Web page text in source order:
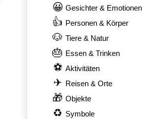
😀 Gesichter & Emotionen
👍 Personen & Körper
🐶 Tiere & Natur
🎂 Essen & Trinken
⚽ Aktivitäten
✈ Reisen & Orte
🎁 Objekte
♻ Symbole